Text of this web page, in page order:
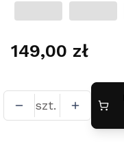
Cena
149,00 zł
szt.